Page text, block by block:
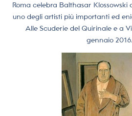
Roma celebra Balthasar Klossowski
uno degli artisti più importanti ed
Alle Scuderie del Quirinale e a
gennaio 2016.